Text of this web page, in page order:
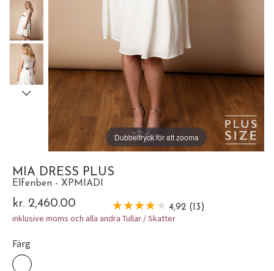
Dubbeltryck för att zooma
MIA DRESS PLUS
Elfenben - XPMIADI
kr. 2,460.00 4,92 (13)
inklusive moms och alla andra Tullar / Skatter
Färg